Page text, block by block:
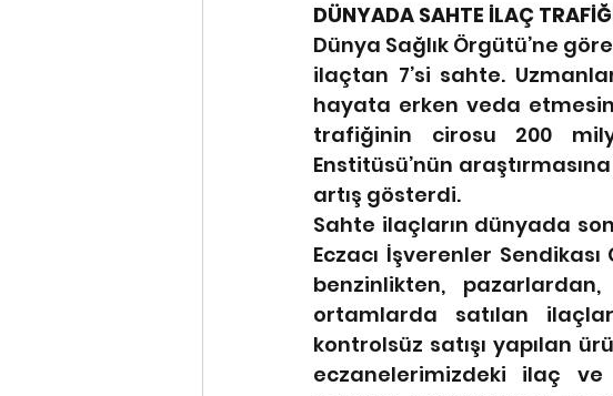
DÜNYADA SAHTE İLAÇ
Dünya Sağlık Örgütü’ne
ilaçtan 7’si sahte.
hayata erken veda
trafiğinin cirosu 200
Enstitüsü’nün
artış gösterdi.
Sahte ilaçların dünyada
Eczacı İşverenler
benzinlikten,
ortamlarda satılan
kontrolsüz satışı yapılan
eczanelerimizdeki ilaç